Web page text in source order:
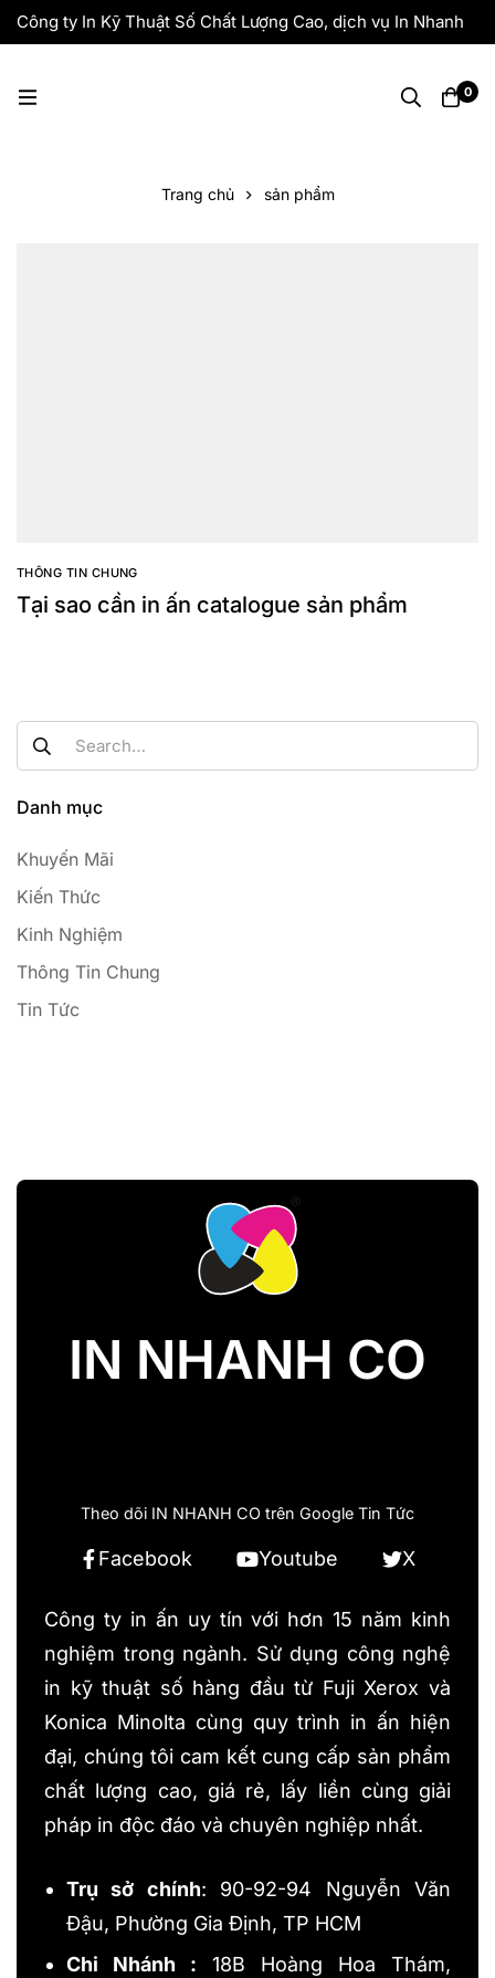
Công ty In Kỹ Thuật Số Chất Lượng Cao, dịch vụ In Nhanh
Giá Rẻ, Lấy Liền
0
Trang chủ sản phẩm
THÔNG TIN CHUNG
Tại sao cần in ấn catalogue sản phẩm
Danh mục
Khuyến Mãi
Kiến Thức
Kinh Nghiệm
Thông Tin Chung
Tin Tức
IN NHANH CO
Theo dõi IN NHANH CO trên Google Tin Tức
Facebook Youtube X
Công ty in ấn uy tín với hơn 15 năm kinh
nghiệm trong ngành. Sử dụng công nghệ
in kỹ thuật số hàng đầu từ Fuji Xerox và
Konica Minolta cùng quy trình in ấn hiện
đại, chúng tôi cam kết cung cấp sản phẩm
chất lượng cao, giá rẻ, lấy liền cùng giải
pháp in độc đáo và chuyên nghiệp nhất.
Trụ sở chính: 90-92-94 Nguyễn Văn
Đậu, Phường Gia Định, TP HCM
Chi Nhánh : 18B Hoàng Hoa Thám,